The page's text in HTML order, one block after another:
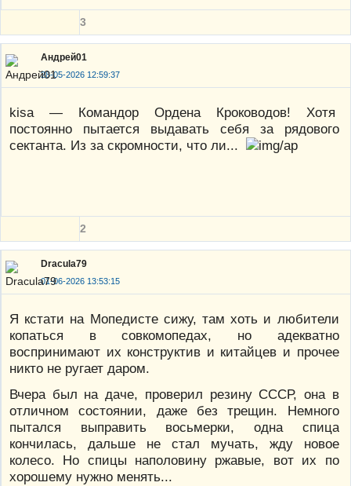
3
Андрей01
28-05-2026 12:59:37
kisa — Командор Ордена Кроководов! Хотя
постоянно пытается выдавать себя за рядового
сектанта. Из за скромности, что ли...
2
Dracula79
01-06-2026 13:53:15
Я кстати на Мопедисте сижу, там хоть и любители
копаться в совкомопедах, но адекватно
воспринимают их конструктив и китайцев и прочее
никто не ругает даром.
Вчера был на даче, проверил резину СССР, она в
отличном состоянии, даже без трещин. Немного
пытался выправить восьмерки, одна спица
кончилась, дальше не стал мучать, жду новое
колесо. Но спицы наполовину ржавые, вот их по
хорошему нужно менять...